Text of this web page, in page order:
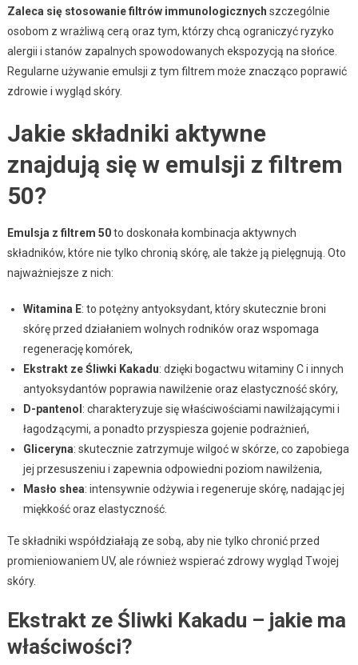
Zaleca się stosowanie filtrów immunologicznych szczególnie
osobom z wrażliwą cerą oraz tym, którzy chcą ograniczyć ryzyko
alergii i stanów zapalnych spowodowanych ekspozycją na słońce.
Regularne używanie emulsji z tym filtrem może znacząco poprawić
zdrowie i wygląd skóry.
Jakie składniki aktywne
znajdują się w emulsji z filtrem
50?
Emulsja z filtrem 50to doskonała kombinacja aktywnych
składników, które nie tylko chronią skórę, ale także ją pielęgnują. Oto
najważniejsze z nich:
Witamina E: to potężny antyoksydant, który skutecznie broni
skórę przed działaniem wolnych rodników oraz wspomaga
regenerację komórek,
Ekstrakt ze Śliwki Kakadu: dzięki bogactwu witaminy C i innych
antyoksydantów poprawia nawilżenie oraz elastyczność skóry,
D-pantenol : charakteryzuje się właściwościami nawilżającymi i
łagodzącymi, a ponadto przyspiesza gojenie podrażnień,
Gliceryna: skutecznie zatrzymuje wilgoć w skórze, co zapobiega
jej przesuszeniu i zapewnia odpowiedni poziom nawilżenia,
Masło shea: intensywnie odżywia i regeneruje skórę, nadając jej
miękkość oraz elastyczność.
Te składniki współdziałają ze sobą, aby nie tylko chronić przed
promieniowaniem UV, ale również wspierać zdrowy wygląd Twojej
skóry.
Ekstrakt ze Śliwki Kakadu – jakie ma
właściwości?